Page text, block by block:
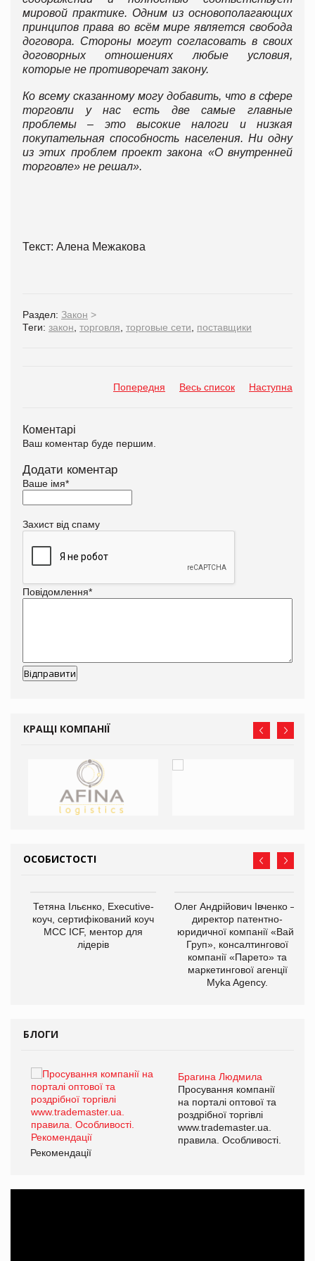
мировой практике. Одним из основополагающих
принципов права во всём мире является свобода
договора. Стороны могут согласовать в своих
договорных отношениях любые условия,
которые не противоречат закону.
Ко всему сказанному могу добавить, что в сфере
торговли у нас есть две самые главные
проблемы – это высокие налоги и низкая
покупательная способность населения. Ни одну
из этих проблем проект закона «О внутренней
торговле» не решал».
Текст: Алена Межакова
Раздел: Закон >
Теги: закон торговля торговые сети поставщики
Попередня Весь список Наступна
Коментарі
Ваш коментар буде першим.
Додати коментар
Ваше імя*
Захист від спаму
Повідомлення*
КРАЩІ КОМПАНІЇ
ОСОБИСТОСТІ
Тетяна Ільєнко, Executive-
коуч, сертифікований коуч
МСС ICF, ментор для
лідерів
Олег Андрійович Івченко —
директор патентно-
юридичної компанії «Вайз
Груп», консалтингової
компанії «Парето» та
маркетингової агенції
Myka Agency.
БЛОГИ
Брагина Людмила
Просування компанії
на порталі оптової та
роздрібної торгівлі
www.trademaster.ua.
правила. Особливості.
Рекомендації